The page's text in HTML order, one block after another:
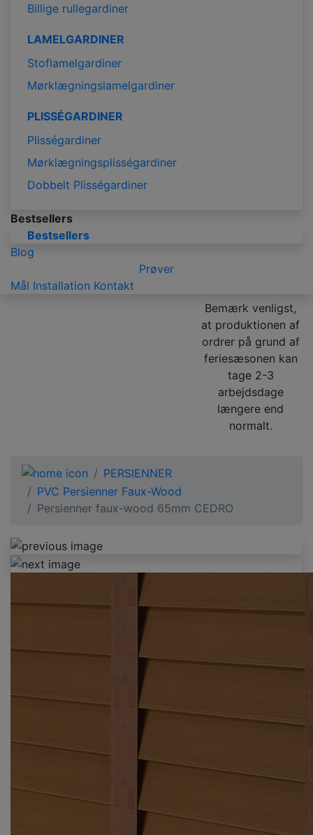
Billige rullegardiner
LAMELGARDINER
Stoflamelgardiner
Mørklægningslamelgardiner
PLISSÉGARDINER
Plisségardiner
Mørklægningsplisségardiner
Dobbelt Plisségardiner
Bestsellers
Bestsellers
Blog
Prøver
Mål Installation Kontakt
Bemærk venligst,
at produktionen af
ordrer på grund af
feriesæsonen kan
tage 2-3
arbejdsdage
længere end
normalt.
PERSIENNER
PVC Persienner Faux-Wood
Persienner faux-wood 65mm CEDRO